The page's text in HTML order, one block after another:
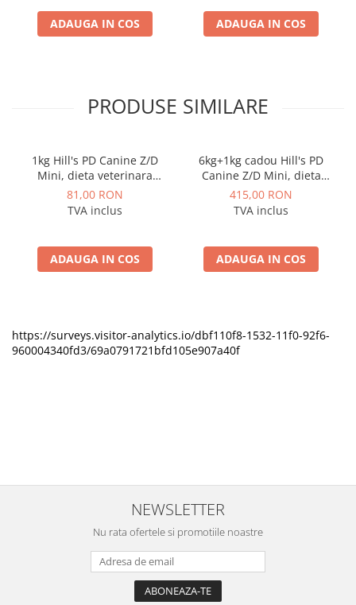
ADAUGA IN COS ADAUGA IN COS
PRODUSE SIMILARE
1kg Hill's PD Canine Z/D
Mini, dieta veterinara
pentru caini cu probleme
dermatologice
81,00 RON
TVA inclus
ADAUGA IN COS
6kg+1kg cadou Hill's PD
Canine Z/D Mini, dieta
veterinara pentru caini cu
probleme dermatologice
415,00 RON
TVA inclus
ADAUGA IN COS
https://surveys.visitor-analytics.io/dbf110f8-1532-11f0-92f6-
960004340fd3/69a0791721bfd105e907a40f
NEWSLETTER
Nu rata ofertele si promotiile noastre